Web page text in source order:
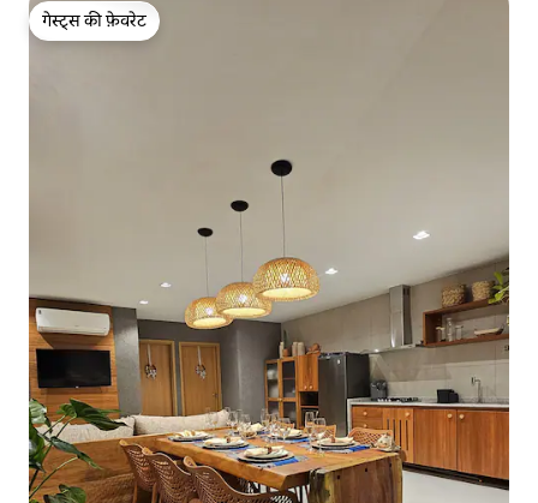
गेस्ट्स की फ़ेवरेट
गेस्ट्स की फ़ेवरेट